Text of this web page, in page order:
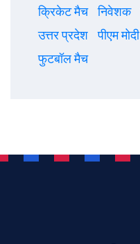
क्रिकेट मैच
निवेशक
उत्तर प्रदेश
पीएम मोदी
फुटबॉल मैच